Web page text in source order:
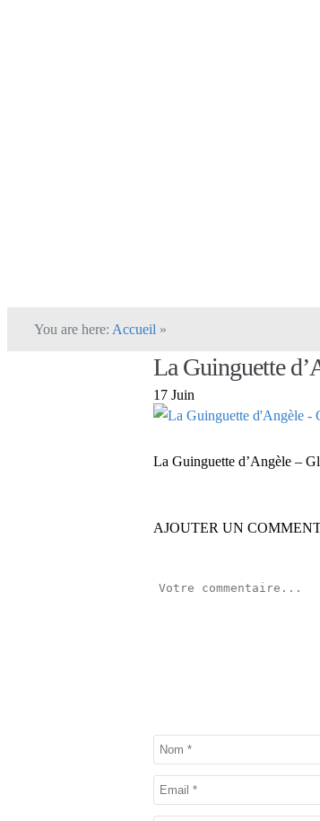
You are here: Accueil »
La Guinguette
17 Juin
La Guinguette d’Angèle –
AJOUTER UN